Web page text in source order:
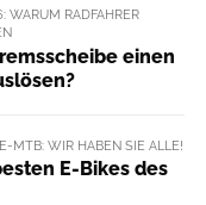
WARUM RADFAHRER
einen
MTB: WIR HABEN SIE ALLE!
E-Bikes des